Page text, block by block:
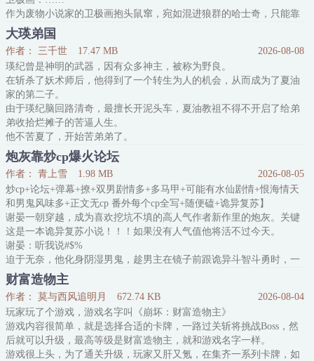
作为废物小说家的卫极画抱头鼠窜，宛如混进狼群的哈士奇，只能靠
演技假装变态杀手试图蒙混过关。然而，可能是演得太好了，他莫名
其妙被认为是利用“巧合”杀人的高智商罪犯！
——玩弄权术、草菅人命的高官因车祸死亡，卫极画恰好拎着扳手路
过。
邪恶犯罪组织：做得好！完美的布局！
执法局：所有人准备！快出警
大瑛弟国
作者： 三千世 17.47 MB
2026-08-08
瑛纪曾是神明的武器，因有众多神主，被称为野良。
在斩杀了妖术师后，他得到了一个转生为人的机会，从而成为了夏油
家的第二子。
由于瑛纪脑回路清奇，最擅长开泥头车，夏油教祖不得不开启了给弟
弟收拾烂摊子的苦逼人生。
他不苦夏了，开始苦弟弟了。
==
大瑛弟国，是指假如瑛纪转生到别人家，比如成为了泽田瑛纪，千手
瑛纪和津岛瑛纪等等的泥石流故事。
1、主角是一只野良，是神器转生，所以脑回路清奇且泥石流含量超
高。
2、开篇XX回战，由于剧情阴间，瑛纪可能会开泥头车，整体应该是
沙雕文这样。
3、本文无cp，
炮灰靠炒cp爆火论坛
作者： 青上雪 1.98 MB
2026-08-05
炒cp+论坛+弹幕+撩+双男剧情多+多马甲+可能有水仙剧情+恨海情天
和男鬼风味多+正文无cp 番外每个cp全写+随便磕+诡异复苏】
谢晏一朝穿越，成为喜欢挖坑不填的高人气作者新作里的炮灰。关键
这是一本诡异复苏小说！！！如果没有人气值他将活不过今天。
谢晏：听我说#$%
迫于无奈，他化身阴湿男鬼，趁男主在镜子前跟诡异斗智斗勇时，一
把从地上爬起来，顶着新手积分换来的白发红眼时装，一把抱住了男
主，原地乱编成为男主的弟弟。
人出门在外，身份是自己给的，反正是诡异复苏的世界，失去了关于
弟弟的记忆也很合适吧。
财富造物主
作者： 莫与西风追明月 672.74 KB
2026-08-04
玩家玩了个游戏，游戏名字叫《崩坏：财富造物主》
游戏内容很简单，就是选择合适的卡牌，一路过关斩将挑战Boss，然
后就可以升级，最高等级是财富造物主，就和游戏名字一样。
游戏很上头，为了通关升级，玩家又肝又氪，在集齐一系列卡牌，如